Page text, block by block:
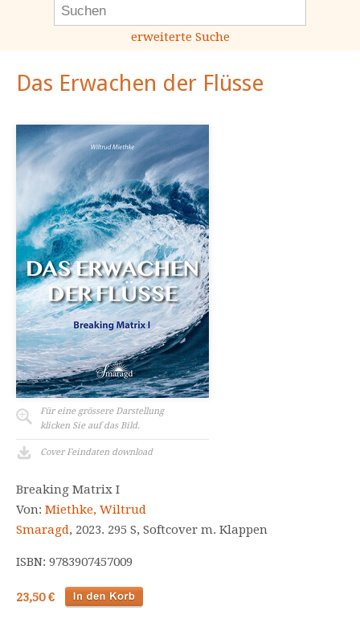
erweiterte Suche
Das Erwachen der Flüsse
Für eine grössere Darstellung
klicken Sie auf das Bild.
Cover Feindaten download
Breaking Matrix I
Von: Miethke, Wiltrud
Smaragd, 2023. 295 S, Softcover m. Klappen
ISBN: 9783907457009
23,50 €